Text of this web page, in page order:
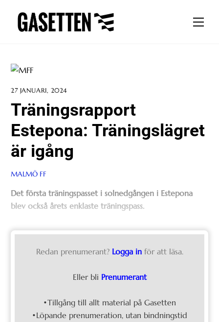
content
27 JANUARI, 2024
Träningsrapport
Estepona: Träningslägret
är igång
MALMÖ FF
Det första träningspasset i solnedgången i Estepona
blev också årets enklaste träningspass.
Redan prenumerant? Logga in för att läsa.
Eller bli Prenumerant
•Tillgång till allt material på Gasetten
•Löpande prenumeration, utan bindningstid